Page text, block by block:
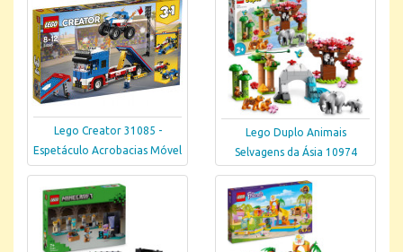
Lego Creator 31085 -
Espetáculo Acrobacias Móvel
Lego Duplo Animais
Selvagens da Ásia 10974